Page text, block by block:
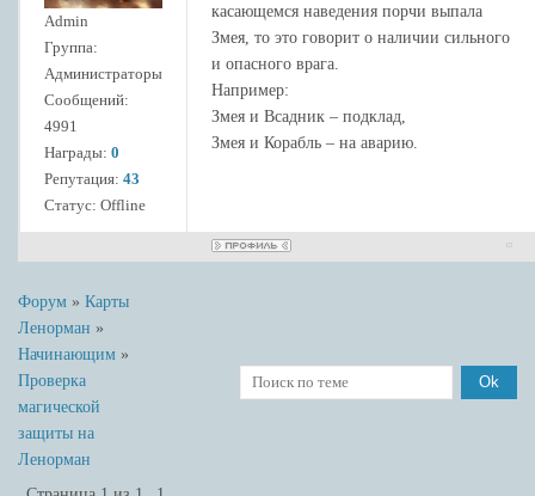
Admin
Группа:
Администраторы
Сообщений:
4991
Награды: 0
Репутация: 43
Статус: Offline
касающемся наведения порчи выпала
Змея, то это говорит о наличии сильного
и опасного врага.
Например:
Змея и Всадник – подклад,
Змея и Корабль – на аварию.
Форум » Карты
Ленорман »
Начинающим »
Проверка
магической
защиты на
Ленорман